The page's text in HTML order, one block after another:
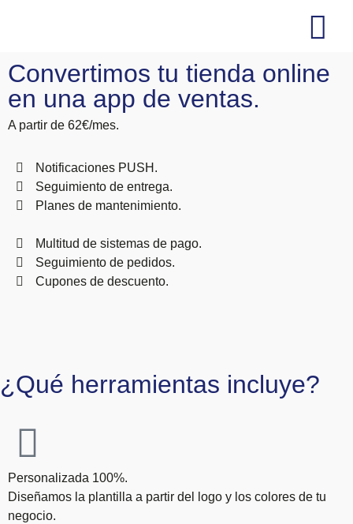
Convertimos tu tienda online
en una app de ventas.
A partir de 62€/mes.
Notificaciones PUSH.
Seguimiento de entrega.
Planes de mantenimiento.
Multitud de sistemas de pago.
Seguimiento de pedidos.
Cupones de descuento.
¿Qué herramientas incluye?
Personalizada 100%.
Diseñamos la plantilla a partir del logo y los colores de tu
negocio.